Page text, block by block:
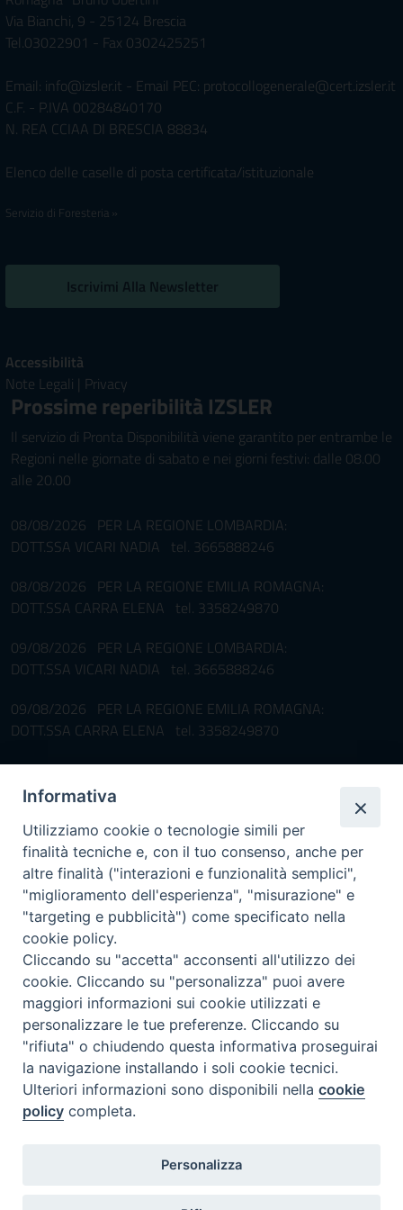
Via Bianchi, 9 - 25124 Brescia
Tel.03022901 - Fax 0302425251
Email: info@izsler.it - Email PEC: protocollogenerale@cert.izsler.it
C.F. - P.IVA 00284840170
N. REA CCIAA DI BRESCIA 88834
Elenco delle caselle di posta certificata/istituzionale
Servizio di Foresteria »
Iscrivimi Alla Newsletter
Accessibilità
Note Legali | Privacy
Prossime reperibilità IZSLER
Il servizio di Pronta Disponibilità viene garantito per entrambe le
Regioni nelle giornate di sabato e nei giorni festivi: dalle 08.00
alle 20.00
08/08/2026 PER LA REGIONE LOMBARDIA:
DOTT.SSA VICARI NADIA tel. 3665888246
08/08/2026 PER LA REGIONE EMILIA ROMAGNA:
DOTT.SSA CARRA ELENA tel. 3358249870
09/08/2026 PER LA REGIONE LOMBARDIA:
DOTT.SSA VICARI NADIA tel. 3665888246
09/08/2026 PER LA REGIONE EMILIA ROMAGNA:
DOTT.SSA CARRA ELENA tel. 3358249870
Il servizio di Pronta Disponibilità viene garantito per entrambe le
Regioni nelle giornate di sabato e nei giorni festivi: dalle 08.00
alle 20.00
Accompagnare il campione con la scheda di segnalazione caso
(Link alla Circolare)e la relativa modulistica
Per l'Emilia-Romagna :
Per la Lombardia :Link al Mod.Accompagnamento
08/08/2026 PER LA REGIONE LOMBARDIA:
DR. PAVONI ENRICO tel. 3391639372
08/08/2026 PER LA REGIONE EMILIA ROMAGNA:
DOTT.SSA TADDEI ROBERTA tel. 3312331005
DR. PAVONI ENRICO tel. 3391639372
Informativa
Utilizziamo cookie o tecnologie simili per
finalità tecniche e, con il tuo consenso, anche per
altre finalità ("interazioni e funzionalità semplici",
"miglioramento dell'esperienza", "misurazione" e
"targeting e pubblicità") come specificato nella
cookie policy.
Cliccando su "accetta" acconsenti all'utilizzo dei
cookie. Cliccando su "personalizza" puoi avere
maggiori informazioni sui cookie utilizzati e
personalizzare le tue preferenze. Cliccando su
"rifiuta" o chiudendo questa informativa proseguirai
la navigazione installando i soli cookie tecnici.
Ulteriori informazioni sono disponibili nellacookie
policy completa.
Personalizza